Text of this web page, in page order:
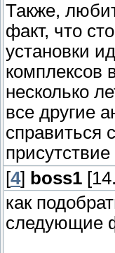
Также,
факт, что
установки
комплексов
несколько
все другие
справиться
[4] boss1
как
следующие